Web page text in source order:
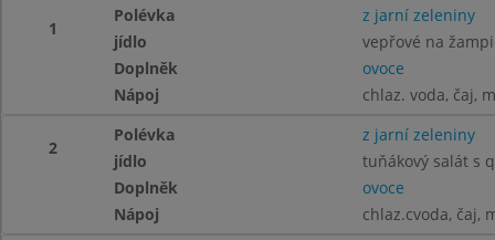
1
Polévka
z jarní zeleniny
jídlo
vepřové na
Doplněk
ovoce
Nápoj
chlaz. voda, čaj,
2
Polévka
z jarní zeleniny
jídlo
tuňákový salát s
Doplněk
ovoce
Nápoj
chlaz.cvoda, čaj,